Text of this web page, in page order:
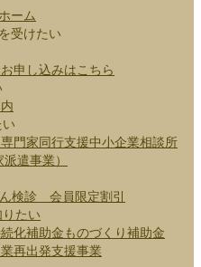
ホーム
受けたい
お申し込みはこちら
門家同行支援中小企業相談所
遣事業）
検診 会員限定割引
たい
化補助金ものづくり補助金
再出発支援事業